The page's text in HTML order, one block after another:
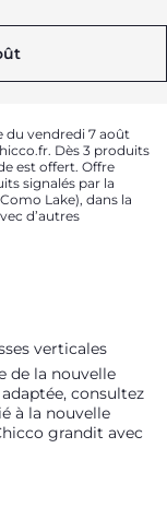
du vendredi 7 août
Dès 3 produits
est offert. Offre
signalés par la
Lake), dans la
d’autres
verticales
de la nouvelle
consultez
à la nouvelle
grandit avec